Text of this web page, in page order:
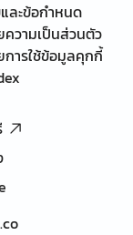
และข้อกำหนด
ความเป็นส่วนตัว
การใช้ข้อมูลคุกกี้